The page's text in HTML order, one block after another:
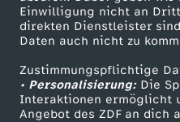
Einwilligung nicht an
direkten Dienstleister
Daten auch nicht zu
Zustimmungspflichtige
• Personalisierung:Die
Interaktionen ermöglicht
Angebot des ZDF an dich
e
r
T
Smart TV
ZDFtext
Livestreams
Sendungen A-Z